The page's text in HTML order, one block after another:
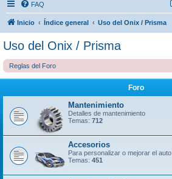
FAQ
Inicio Índice general Uso del Onix / Prisma
Uso del Onix / Prisma
Reglas del Foro
Foro
Mantenimiento
Detalles de mantenimiento
Temas: 712
Accesorios
Para personalizar o mejorar el auto
Temas: 451